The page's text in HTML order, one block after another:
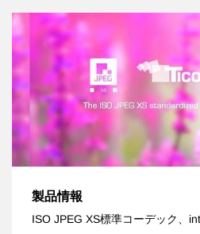
製品情報
ISO JPEG XS標準コーデック、